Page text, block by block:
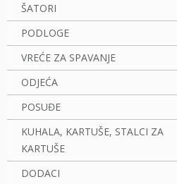
ŠATORI
PODLOGE
VREĆE ZA SPAVANJE
ODJEĆA
POSUĐE
KUHALA, KARTUŠE, STALCI ZA
KARTUŠE
DODACI